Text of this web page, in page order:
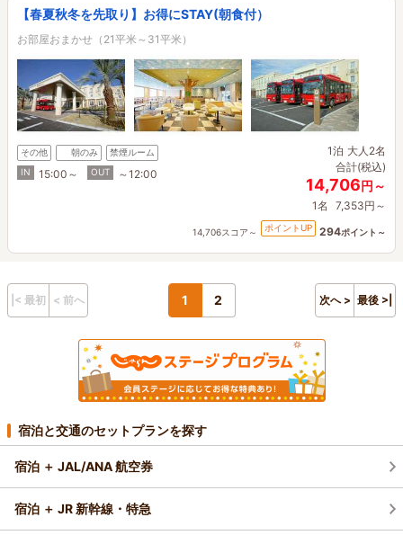
【春夏秋冬を先取り】お得にSTAY(朝食付）
お部屋おまかせ（21平米～31平米）
その他 朝のみ
禁煙ルーム
IN
15:00～ OUT ～12:00
1泊 大人2名
合計(税込)
14,706円～
1名 7,353円～
14,706スコア～ ポイントUP 294ポイント～
|< 最初 < 前へ 1 2 次へ > 最後 >|
宿泊と交通のセットプランを探す
宿泊 ＋ JAL/ANA 航空券
宿泊 ＋ JR 新幹線・特急